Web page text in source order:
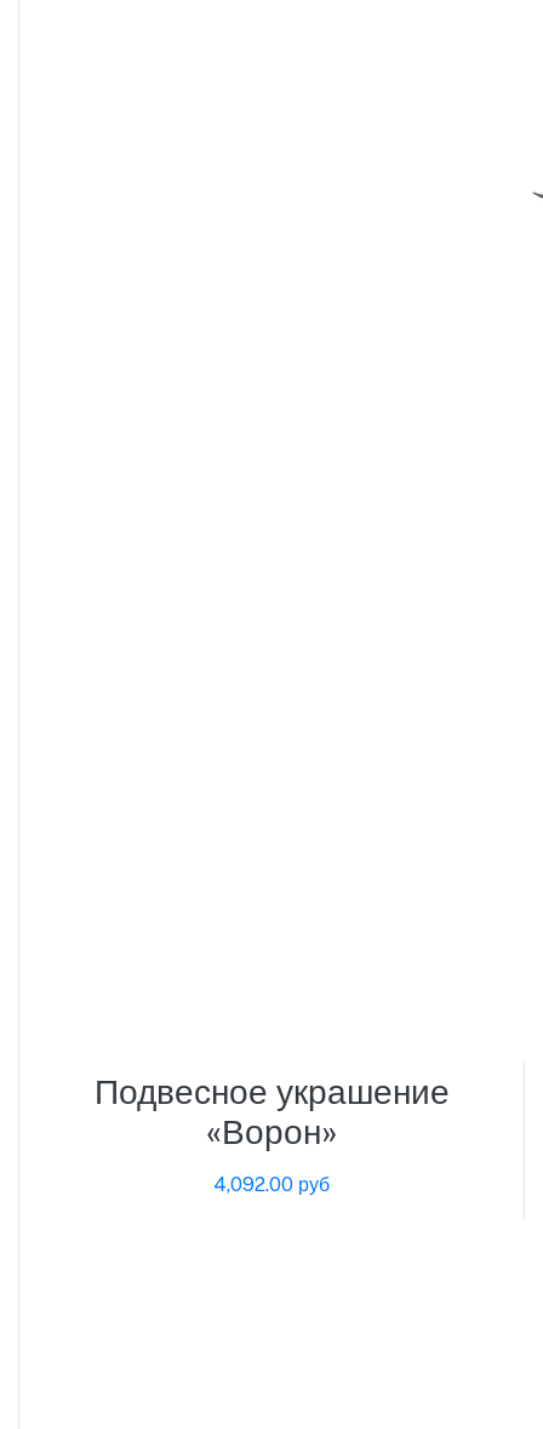
Подвесное украшение
«Ворон»
4,092.00 руб